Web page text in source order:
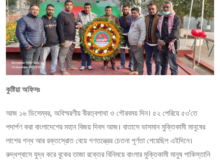
কুষ্টিয়া অফিসঃ
আজ ১৬ ডিসেম্বর, অবিস্মরণীয় বীরত্বগাথা ও গৌরবময় দিন। ৫২ পেরিয়ে ৫৩’তে
পদার্পণ করা বাংলাদেশের মহান বিজয় দিবস আজ। বাতাসে ভাসমান মুক্তিকামী মানুষের
লাশের গন্ধ আর রক্তস্রোত বেয়ে গণতন্ত্রের চেতনা পূর্ণতা পেয়েছিল এইদিনে।
রুদ্ধশ্বাসে যুদ্ধ করে বুকের তাজা রক্তের বিনিময়ে বাংলার মুক্তিকামী মানুষ পাকিস্তানি